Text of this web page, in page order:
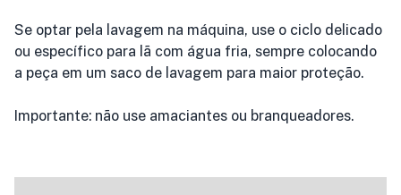
Se optar pela lavagem na máquina, use o ciclo delicado
ou específico para lã com água fria, sempre colocando
a peça em um saco de lavagem para maior proteção.
Importante: não use amaciantes ou branqueadores.